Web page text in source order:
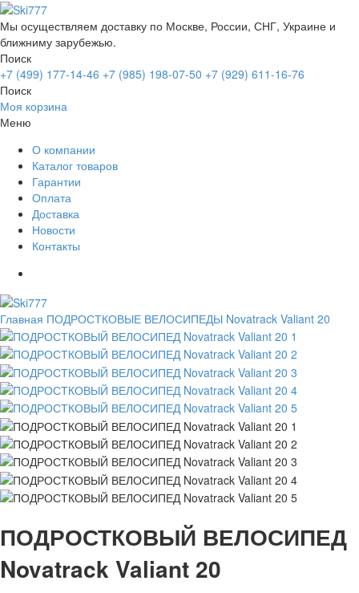
Мы осуществляем доставку по Москве, России, СНГ, Украине и
ближниму зарубежью.
Поиск
+7 (499) 177-14-46 +7 (985) 198-07-50 +7 (929) 611-16-76
Поиск
Моя корзина
Меню
О компании
Каталог товаров
Гарантии
Оплата
Доставка
Новости
Контакты
Главная ПОДРОСТКОВЫЕ ВЕЛОСИПЕДЫ Novatrack Valiant 20
ПОДРОСТКОВЫЙ ВЕЛОСИПЕД
Novatrack Valiant 20